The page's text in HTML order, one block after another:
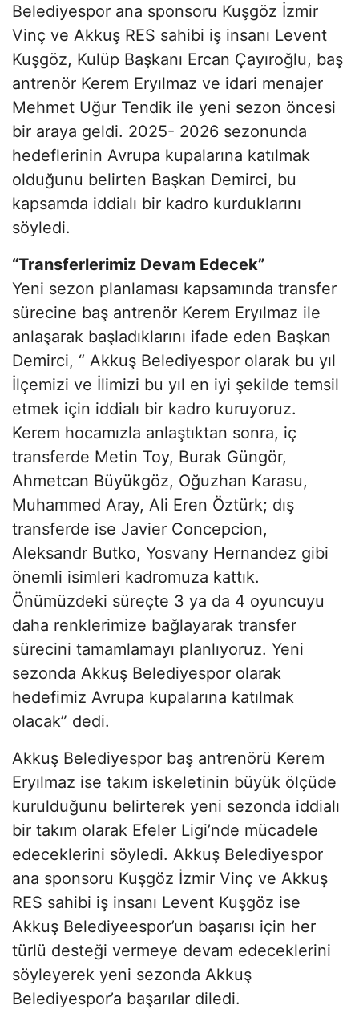
Belediyespor ana sponsoru Kuşgöz İzmir
Vinç ve Akkuş RES sahibi iş insanı Levent
Kuşgöz, Kulüp Başkanı Ercan Çayıroğlu, baş
antrenör Kerem Eryılmaz ve idari menajer
Mehmet Uğur Tendik ile yeni sezon öncesi
bir araya geldi. 2025- 2026 sezonunda
hedeflerinin Avrupa kupalarına katılmak
olduğunu belirten Başkan Demirci, bu
kapsamda iddialı bir kadro kurduklarını
söyledi.
“Transferlerimiz Devam Edecek”
Yeni sezon planlaması kapsamında transfer
sürecine baş antrenör Kerem Eryılmaz ile
anlaşarak başladıklarını ifade eden Başkan
Demirci, “ Akkuş Belediyespor olarak bu yıl
İlçemizi ve İlimizi bu yıl en iyi şekilde temsil
etmek için iddialı bir kadro kuruyoruz.
Kerem hocamızla anlaştıktan sonra, iç
transferde Metin Toy, Burak Güngör,
Ahmetcan Büyükgöz, Oğuzhan Karasu,
Muhammed Aray, Ali Eren Öztürk; dış
transferde ise Javier Concepcion,
Aleksandr Butko, Yosvany Hernandez gibi
önemli isimleri kadromuza kattık.
Önümüzdeki süreçte 3 ya da 4 oyuncuyu
daha renklerimize bağlayarak transfer
sürecini tamamlamayı planlıyoruz. Yeni
sezonda Akkuş Belediyespor olarak
hedefimiz Avrupa kupalarına katılmak
olacak” dedi.
Akkuş Belediyespor baş antrenörü Kerem
Eryılmaz ise takım iskeletinin büyük ölçüde
kurulduğunu belirterek yeni sezonda iddialı
bir takım olarak Efeler Ligi’nde mücadele
edeceklerini söyledi. Akkuş Belediyespor
ana sponsoru Kuşgöz İzmir Vinç ve Akkuş
RES sahibi iş insanı Levent Kuşgöz ise
Akkuş Belediyeespor’un başarısı için her
türlü desteği vermeye devam edeceklerini
söyleyerek yeni sezonda Akkuş
Belediyespor’a başarılar diledi.